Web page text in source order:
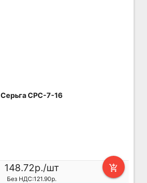
Серьга СРС-7-16
add_shopping_cart
148.72р./шт
Без НДС:121.90р.